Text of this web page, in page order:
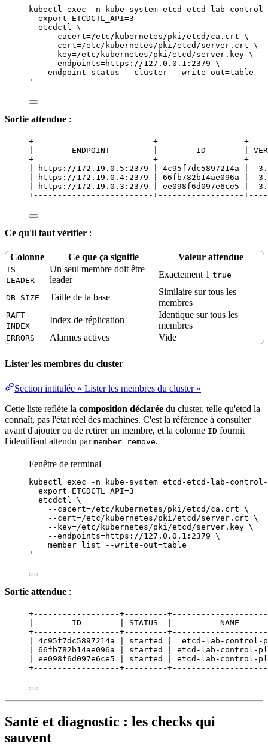
kubectl exec -n kube-system etcd-etcd-lab-control-
export ETCDCTL_API=3
etcdctl \
--cacert=/etc/kubernetes/pki/etcd/ca.crt \
--cert=/etc/kubernetes/pki/etcd/server.crt \
--key=/etc/kubernetes/pki/etcd/server.key \
--endpoints=https://127.0.0.1:2379 \
endpoint status --cluster --write-out=table
'
Sortie attendue :
+-------------------------+------------------
|        ENDPOINT         |        ID        | VERSION |
+-------------------------+------------------
| https://172.19.0.5:2379 |
| https://172.19.0.4:2379 |
| https://172.19.0.3:2379 |
+-------------------------+------------------
Ce qu'il faut vérifier :
Colonne Ce que ça signifie Valeur attendue
IS
LEADER
Un seul membre doit être
leader
Exactement 1 true
DB SIZE Taille de la base
Similaire sur tous les
membres
RAFT
INDEX
Index de réplication
Identique sur tous les
membres
ERRORS Alarmes actives Vide
Lister les membres du cluster
Section intitulée « Lister les membres du cluster »
Cette liste reflète la composition déclarée du cluster, telle qu'etcd la
connaît, pas l'état réel des machines. C'est la référence à consulter
avant d'ajouter ou de retirer un membre, et la colonne ID fournit
l'identifiant attendu par member remove.
Fenêtre de terminal
kubectl exec -n kube-system etcd-etcd-lab-control-
export ETCDCTL_API=3
etcdctl \
--cacert=/etc/kubernetes/pki/etcd/ca.crt \
--cert=/etc/kubernetes/pki/etcd/server.crt \
--key=/etc/kubernetes/pki/etcd/server.key \
--endpoints=https://127.0.0.1:2379 \
member list --write-out=table
'
Sortie attendue :
+------------------+---------
|        ID        | STATUS  |          NAME
+------------------+---------
| 4c95f7dc5897214a | started |  etcd-lab-
| 66fb782b14ae096a | started | etcd-lab-
| ee098f6d097e6ce5 | started | etcd-lab-
+------------------+---------
Santé et diagnostic : les checks qui
sauvent